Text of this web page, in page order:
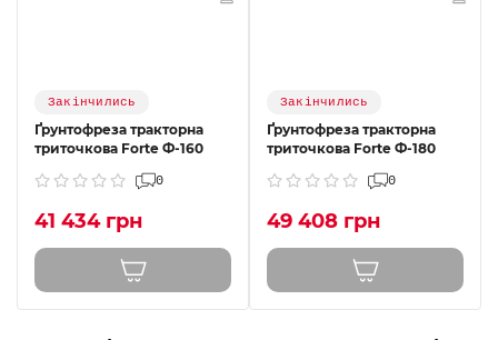
Закінчились
Ґрунтофреза тракторна
триточкова Forte Ф-160
0
41 434 грн
Закінчились
Ґрунтофреза тракторна
триточкова Forte Ф-180
0
49 408 грн